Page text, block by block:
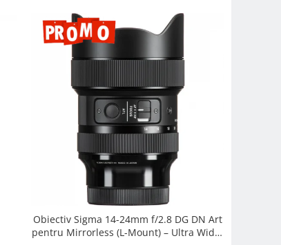
Obiectiv Sigma 14-24mm f/2.8 DG DN Art
pentru Mirrorless (L-Mount) – Ultra Wide,